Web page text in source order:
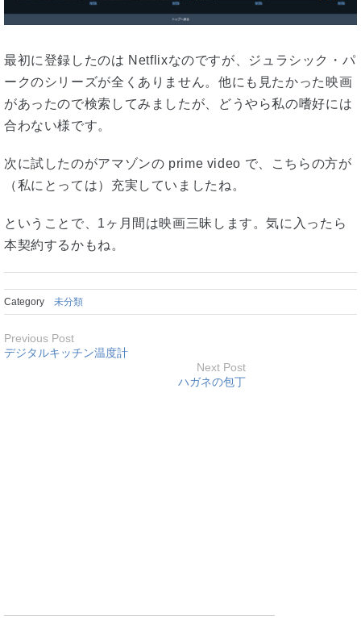
最初に登録したのは Netflixなのですが、ジュラシック・パ
ークのシリーズが全くありません。他にも見たかった映画
があったので検索してみましたが、どうやら私の嗜好には
合わない様です。
次に試したのがアマゾンの prime video で、こちらの方が
（私にとっては）充実していましたね。
ということで、1ヶ月間は映画三昧します。気に入ったら
本契約するかもね。
Category 未分類
Previous Post
デジタルキッチン温度計
Next Post
ハガネの包丁